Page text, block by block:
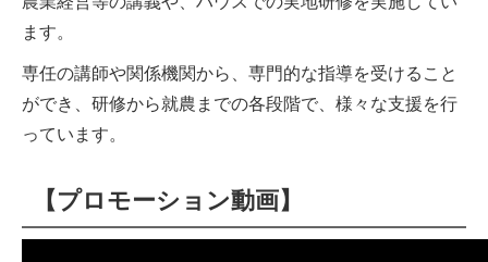
ます。
専任の講師や関係機関から、専門的な指導を受けること
ができ、研修から就農までの各段階で、様々な支援を行
っています。
【プロモーション動画】